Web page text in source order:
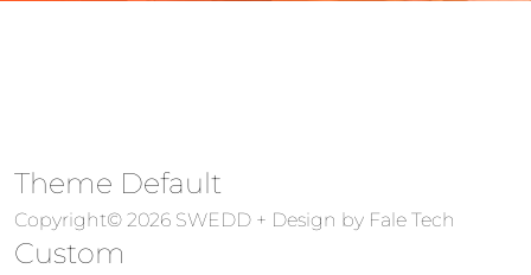
Theme Default
Copyright© 2026 SWEDD + Design by Fale Tech
Custom